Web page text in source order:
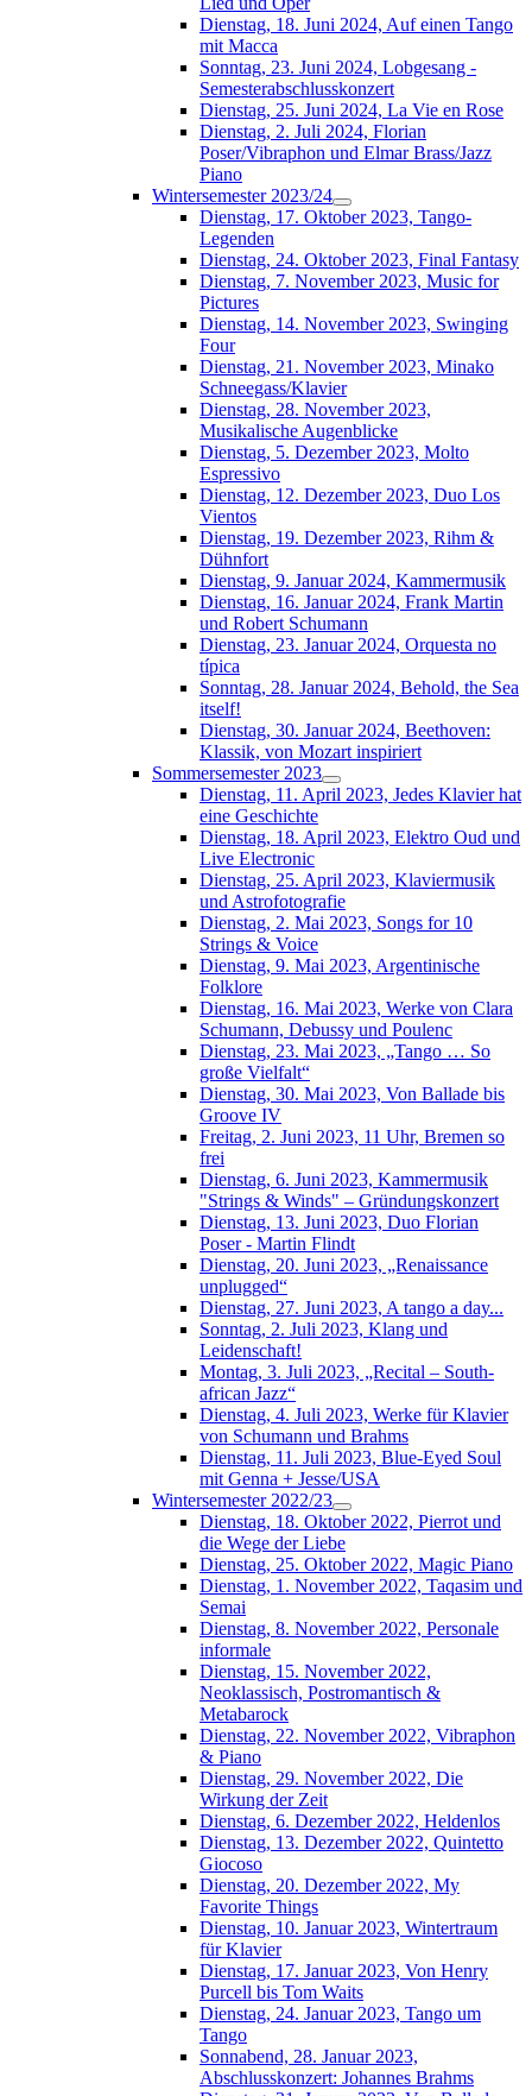
Dienstag, 18. Juni 2024, Auf einen Tango
mit Macca
Sonntag, 23. Juni 2024, Lobgesang -
Semesterabschlusskonzert
Dienstag, 25. Juni 2024, La Vie en Rose
Dienstag, 2. Juli 2024, Florian
Poser/Vibraphon und Elmar Brass/Jazz
Piano
Wintersemester 2023/24
Dienstag, 17. Oktober 2023, Tango-
Legenden
Dienstag, 24. Oktober 2023, Final Fantasy
Dienstag, 7. November 2023, Music for
Pictures
Dienstag, 14. November 2023, Swinging
Four
Dienstag, 21. November 2023, Minako
Schneegass/Klavier
Dienstag, 28. November 2023,
Musikalische Augenblicke
Dienstag, 5. Dezember 2023, Molto
Espressivo
Dienstag, 12. Dezember 2023, Duo Los
Vientos
Dienstag, 19. Dezember 2023, Rihm &
Dühnfort
Dienstag, 9. Januar 2024, Kammermusik
Dienstag, 16. Januar 2024, Frank Martin
und Robert Schumann
Dienstag, 23. Januar 2024, Orquesta no
típica
Sonntag, 28. Januar 2024, Behold, the Sea
itself!
Dienstag, 30. Januar 2024, Beethoven:
Klassik, von Mozart inspiriert
Sommersemester 2023
Dienstag, 11. April 2023, Jedes Klavier hat
eine Geschichte
Dienstag, 18. April 2023, Elektro Oud und
Live Electronic
Dienstag, 25. April 2023, Klaviermusik
und Astrofotografie
Dienstag, 2. Mai 2023, Songs for 10
Strings & Voice
Dienstag, 9. Mai 2023, Argentinische
Folklore
Dienstag, 16. Mai 2023, Werke von Clara
Schumann, Debussy und Poulenc
Dienstag, 23. Mai 2023, „Tango … So
große Vielfalt“
Dienstag, 30. Mai 2023, Von Ballade bis
Groove IV
Freitag, 2. Juni 2023, 11 Uhr, Bremen so
frei
Dienstag, 6. Juni 2023, Kammermusik
"Strings & Winds" – Gründungskonzert
Dienstag, 13. Juni 2023, Duo Florian
Poser - Martin Flindt
Dienstag, 20. Juni 2023, „Renaissance
unplugged“
Dienstag, 27. Juni 2023, A tango a day...
Sonntag, 2. Juli 2023, Klang und
Leidenschaft!
Montag, 3. Juli 2023, „Recital – South-
african Jazz“
Dienstag, 4. Juli 2023, Werke für Klavier
von Schumann und Brahms
Dienstag, 11. Juli 2023, Blue-Eyed Soul
mit Genna + Jesse/USA
Wintersemester 2022/23
Dienstag, 18. Oktober 2022, Pierrot und
die Wege der Liebe
Dienstag, 25. Oktober 2022, Magic Piano
Dienstag, 1. November 2022, Taqasim und
Semai
Dienstag, 8. November 2022, Personale
informale
Dienstag, 15. November 2022,
Neoklassisch, Postromantisch &
Metabarock
Dienstag, 22. November 2022, Vibraphon
& Piano
Dienstag, 29. November 2022, Die
Wirkung der Zeit
Dienstag, 6. Dezember 2022, Heldenlos
Dienstag, 13. Dezember 2022, Quintetto
Giocoso
Dienstag, 20. Dezember 2022, My
Favorite Things
Dienstag, 10. Januar 2023, Wintertraum
für Klavier
Dienstag, 17. Januar 2023, Von Henry
Purcell bis Tom Waits
Dienstag, 24. Januar 2023, Tango um
Tango
Sonnabend, 28. Januar 2023,
Abschlusskonzert: Johannes Brahms